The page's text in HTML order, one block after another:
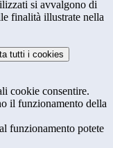
si avvalgono di
finalità illustrate nella
tutti i cookies
cookie consentire.
il funzionamento della
funzionamento potete